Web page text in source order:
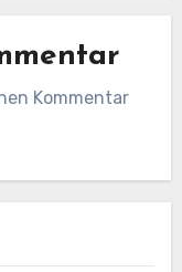
Kommentar